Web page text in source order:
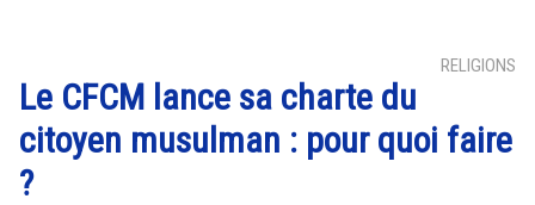
RELIGIONS
Le CFCM lance sa charte du
citoyen musulman : pour quoi faire
?